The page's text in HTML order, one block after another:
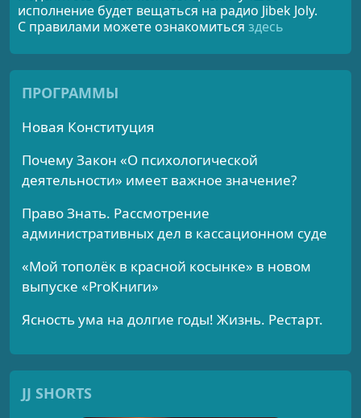
исполнение будет вещаться на радио Jibek Joly.
С правилами можете ознакомиться здесь
ПРОГРАММЫ
Новая Конституция
Почему Закон «О психологической
деятельности» имеет важное значение?
Право Знать. Рассмотрение
административных дел в кассационном суде
«Мой тополёк в красной косынке» в новом
выпуске «ProКниги»
Ясность ума на долгие годы! Жизнь. Рестарт.
JJ SHORTS